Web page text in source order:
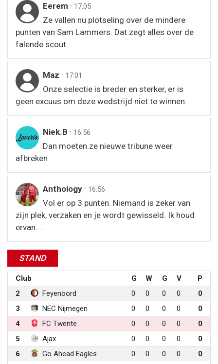
Eerem · 17:05
Ze vallen nu plotseling over de mindere
punten van Sam Lammers. Dat zegt alles over de
falende scout...
Maz · 17:01
Onze selectie is breder en sterker, er is
geen excuus om deze wedstrijd niet te winnen.
Niek.B · 16:56
Dan moeten ze nieuwe tribune weer
afbreken
Anthology · 16:56
Vol er op 3 punten. Niemand is zeker van
zijn plek, verzaken en je wordt gewisseld. Ik houd
ervan....
STAND
Club G W G V
P
2
Feyenoord 0 0 0 0
0
3
NEC Nijmegen 0 0 0 0
0
4
FC Twente 0 0 0 0
0
5
Ajax 0 0 0 0
0
6
Go Ahead Eagles 0 0 0 0 0